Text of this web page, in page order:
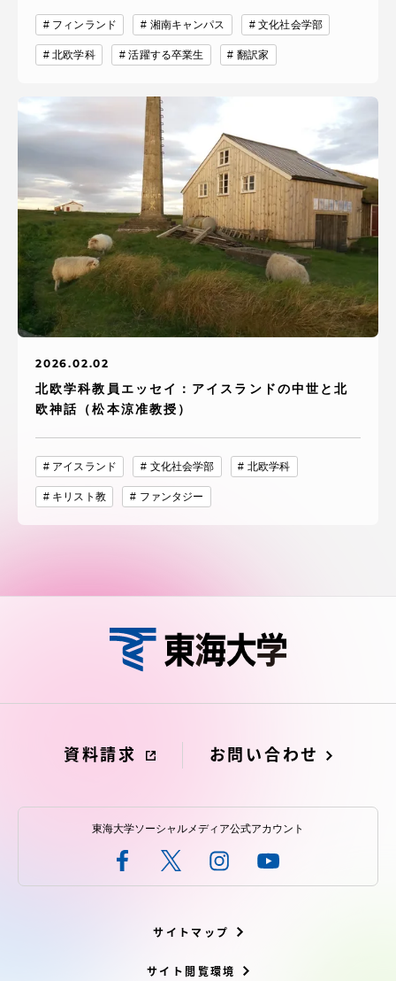
フィンランド 湘南キャンパス 文化社会学部
北欧学科 活躍する卒業生 翻訳家
2026.02.02
北欧学科教員エッセイ：アイスランドの中世と北
欧神話（松本涼准教授）
アイスランド 文化社会学部 北欧学科
キリスト教 ファンタジー
資料請求 お問い合わせ
東海大学ソーシャルメディア公式アカウント
サイトマップ
サイト閲覧環境